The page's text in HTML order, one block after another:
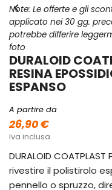

Note: Le offerte e gli
applicato nei 30 gg.
potrebbe differire
foto
DURALOID
RESINA
ESPANSO
A partire da
26,90 €
Iva inclusa
DURALOID
rivestire il polistirolo
pennello o spruzzo,